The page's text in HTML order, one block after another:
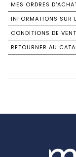
MES ORDRES
INFORMATIONS SUR
CONDITIONS DE
RETOURNER AU